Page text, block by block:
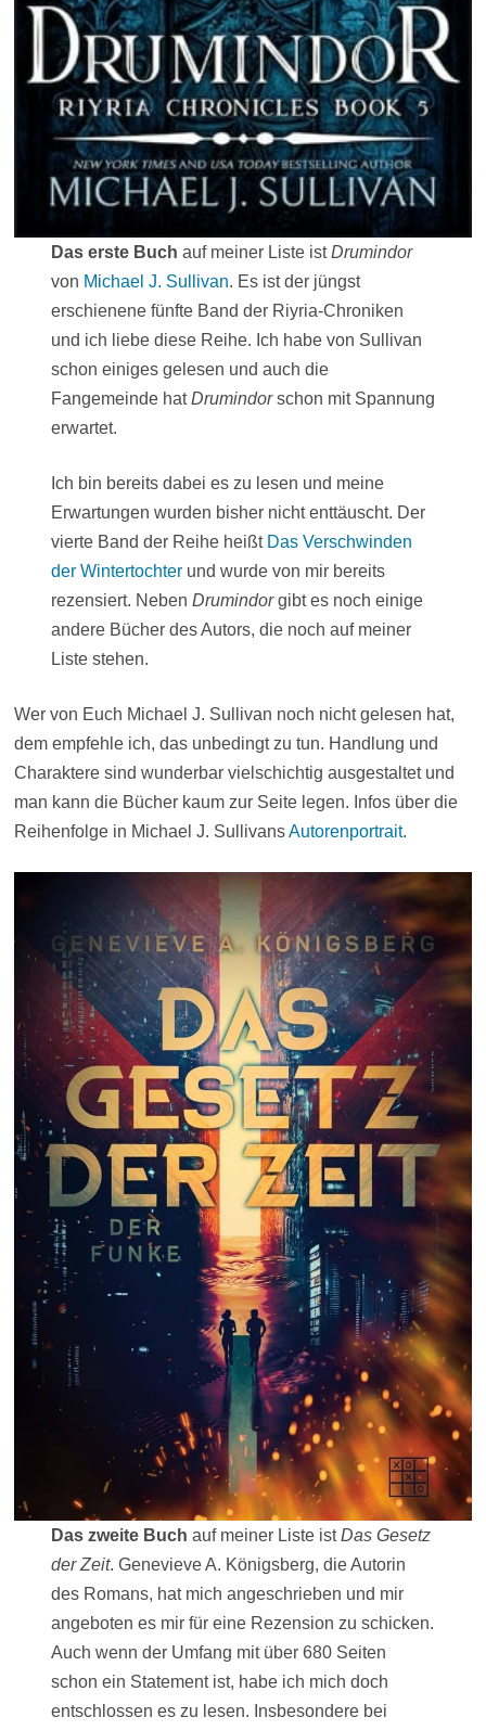
Das erste Buch auf meiner Liste istDrumindor
von Michael J. Sullivan. Es ist der jüngst
erschienene fünfte Band der Riyria-Chroniken
und ich liebe diese Reihe. Ich habe von Sullivan
schon einiges gelesen und auch die
Fangemeinde hatDrumindorschon mit Spannung
erwartet.
Ich bin bereits dabei es zu lesen und meine
Erwartungen wurden bisher nicht enttäuscht. Der
vierte Band der Reihe heißt Das Verschwinden
der Wintertochterund wurde von mir bereits
rezensiert. Neben Drumindorgibt es noch einige
andere Bücher des Autors, die noch auf meiner
Liste stehen.
Wer von Euch Michael J. Sullivan noch nicht gelesen hat,
dem empfehle ich, das unbedingt zu tun. Handlung und
Charaktere sind wunderbar vielschichtig ausgestaltet und
man kann die Bücher kaum zur Seite legen. Infos über die
Reihenfolge in Michael J. SullivansAutorenportrait.
Das zweite Buch auf meiner Liste istDas Gesetz
der Zeit. Genevieve A. Königsberg, die Autorin
des Romans, hat mich angeschrieben und mir
angeboten es mir für eine Rezension zu schicken.
Auch wenn der Umfang mit über 680 Seiten
schon ein Statement ist, habe ich mich doch
entschlossen es zu lesen. Insbesondere bei